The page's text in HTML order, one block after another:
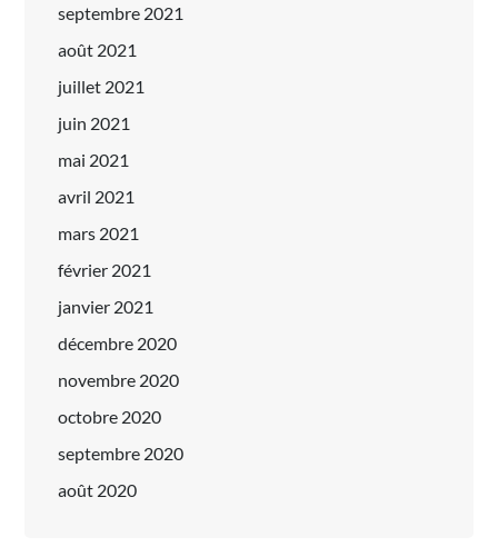
septembre 2021
août 2021
juillet 2021
juin 2021
mai 2021
avril 2021
mars 2021
février 2021
janvier 2021
décembre 2020
novembre 2020
octobre 2020
septembre 2020
août 2020